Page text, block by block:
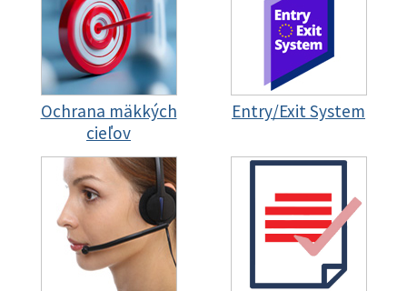
Ochrana mäkkých
cieľov
Entry/Exit System